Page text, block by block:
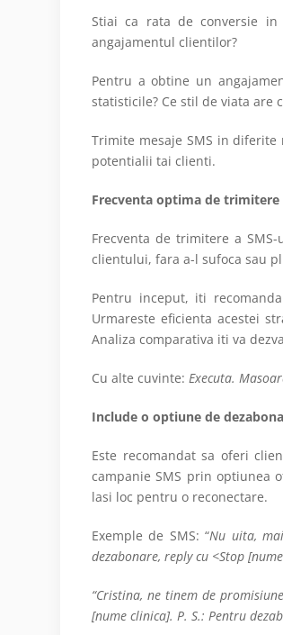
Stiai ca rata de conversie
angajamentul clientilor?
Pentru a obtine un
statisticile? Ce stil de viata are
Trimite mesaje SMS in
potentialii tai clienti.
Frecventa optima de trimitere
Frecventa de trimitere a
clientului, fara a-l sufoca sau
Pentru inceput, iti
Urmareste eficienta acestei
Analiza comparativa iti va
Cu alte cuvinte: Executa.
Include o optiune de
Este recomandat sa oferi
campanie SMS prin optiunea
lasi loc pentru o reconectare.
Exemple de SMS: “Nu uita,
dezabonare, reply cu <Stop
“Cristina, ne tinem de
[nume clinica]. P. S.: Pentru